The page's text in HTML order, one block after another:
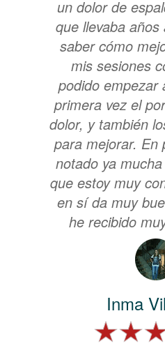
un dolor de
que llevaba
saber cómo
mis sesiones
podido empezar
primera vez el
dolor, y también
para mejorar. En
notado ya
que estoy muy
en sí da muy
he recibido
Inma